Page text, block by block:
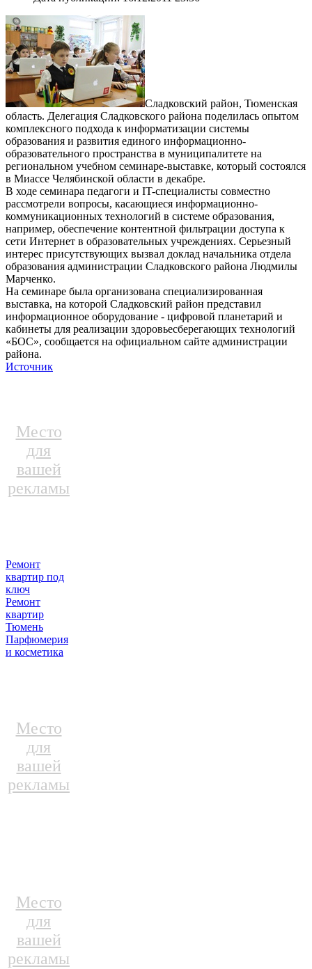
Сладковский район, Тюменская
область. Делегация Сладковского района поделилась опытом
комплексного подхода к информатизации системы
образования и развития единого информационно-
образовательного пространства в муниципалитете на
региональном учебном семинаре-выставке, который состоялся
в Миассе Челябинской области в декабре.
В ходе семинара педагоги и IT-специалисты совместно
рассмотрели вопросы, касающиеся информационно-
коммуникационных технологий в системе образования,
например, обеспечение контентной фильтрации доступа к
сети Интернет в образовательных учреждениях. Серьезный
интерес присутствующих вызвал доклад начальника отдела
образования администрации Сладковского района Людмилы
Марченко.
На семинаре была организована специализированная
выставка, на которой Сладковский район представил
информационное оборудование - цифровой планетарий и
кабинеты для реализации здоровьесберегающих технологий
«БОС», сообщается на официальном сайте администрации
района.
Источник
Место
для
вашей
рекламы
Ремонт
квартир под
ключ
Ремонт
квартир
Тюмень
Парфюмерия
и косметика
Место
для
вашей
рекламы
Место
для
вашей
рекламы